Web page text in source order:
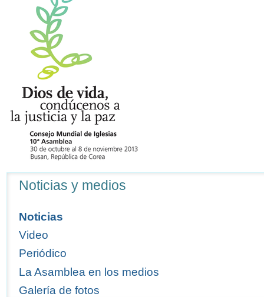
Navegación
Noticias y medios
Noticias
Video
Periódico
La Asamblea en los medios
Galería de fotos